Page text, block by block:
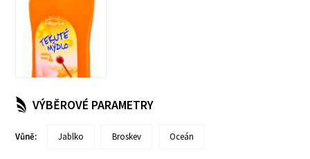
VÝBĚROVÉ PARAMETRY
Vůně: Jablko Broskev Oceán